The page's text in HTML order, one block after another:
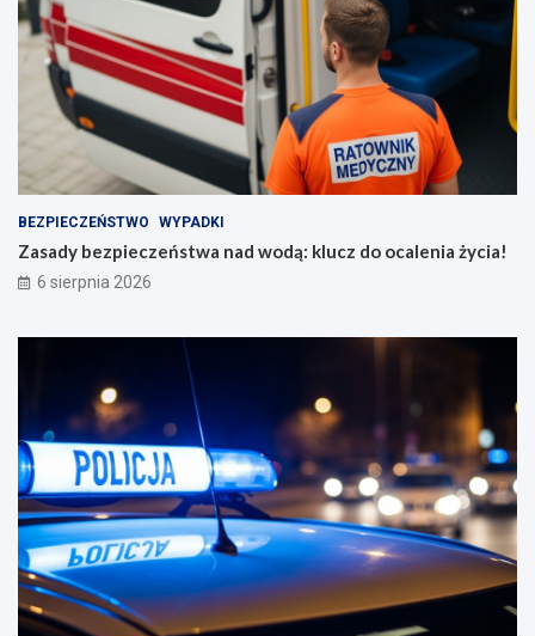
BEZPIECZEŃSTWO WYPADKI
Zasady bezpieczeństwa nad wodą: klucz do ocalenia życia!
6 sierpnia 2026